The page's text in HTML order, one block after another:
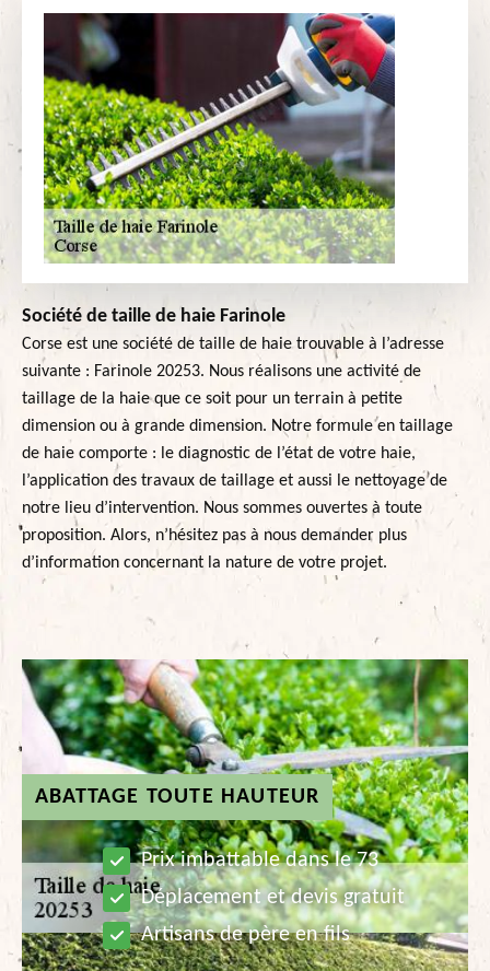
ABATTAGE TOUTE HAUTEUR
Prix imbattable dans le 73
Déplacement et devis gratuit
Artisans de père en fils
Société de taille de haie Farinole
Corse est une société de taille de haie trouvable à l’adresse
suivante : Farinole 20253. Nous réalisons une activité de
taillage de la haie que ce soit pour un terrain à petite
dimension ou à grande dimension. Notre formule en taillage
de haie comporte : le diagnostic de l’état de votre haie,
l’application des travaux de taillage et aussi le nettoyage de
notre lieu d’intervention. Nous sommes ouvertes à toute
proposition. Alors, n’hésitez pas à nous demander plus
d’information concernant la nature de votre projet.